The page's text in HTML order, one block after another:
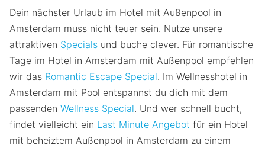
Dein nächster Urlaub im Hotel mit Außenpool in
Amsterdam muss nicht teuer sein. Nutze unsere
attraktiven Specials und buche clever. Für romantische
Tage im Hotel in Amsterdam mit Außenpool empfehlen
wir das Romantic Escape Special. Im Wellnesshotel in
Amsterdam mit Pool entspannst du dich mit dem
passenden Wellness Special. Und wer schnell bucht,
findet vielleicht ein Last Minute Angebot für ein Hotel
mit beheiztem Außenpool in Amsterdam zu einem